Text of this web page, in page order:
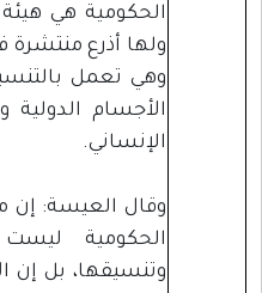
الحكومية هي
ولها أذرع منتشرة
وهي تعمل
الأجسام الدولية
الإنساني.
وقال العيسة: إن
الحكومية
وتنسيقها، بل